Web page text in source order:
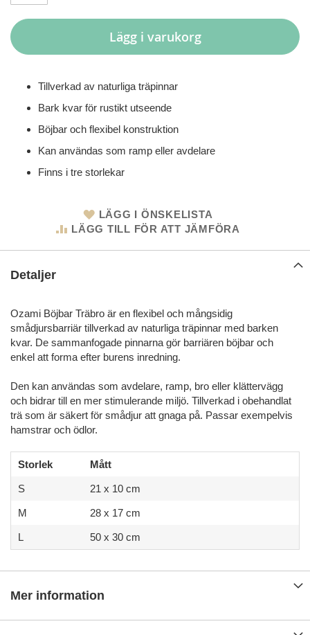
Lägg i varukorg
Tillverkad av naturliga träpinnar
Bark kvar för rustikt utseende
Böjbar och flexibel konstruktion
Kan användas som ramp eller avdelare
Finns i tre storlekar
LÄGG I ÖNSKELISTA
LÄGG TILL FÖR ATT JÄMFÖRA
Detaljer
Ozami Böjbar Träbro är en flexibel och mångsidig
smådjursbarriär tillverkad av naturliga träpinnar med barken
kvar. De sammanfogade pinnarna gör barriären böjbar och
enkel att forma efter burens inredning.
Den kan användas som avdelare, ramp, bro eller klättervägg
och bidrar till en mer stimulerande miljö. Tillverkad i obehandlat
trä som är säkert för smådjur att gnaga på. Passar exempelvis
hamstrar och ödlor.
Storlek Mått
S 21 x 10 cm
M 28 x 17 cm
L 50 x 30 cm
Mer information